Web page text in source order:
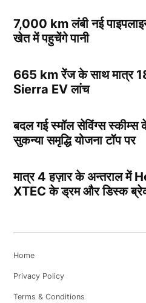
7,000 km लंबी नई
खेत में पहुचेंगे पानी
665 km रेंज के साथ मात्र
Sierra EV लांच
बदल गई स्मॉल सेविंग्स स्कीम्स
सुकन्या समृद्धि योजना टॉप पर
मात्र 4 हज़ार के अन्तराल
XTEC के ड्रम और डिस्क
Home
Privacy Policy
Terms & Conditions